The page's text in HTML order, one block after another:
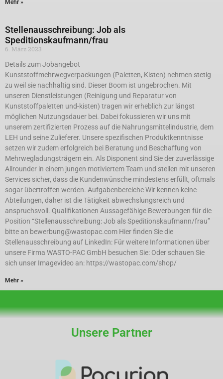
Mehr »
Stellenausschreibung: Job als
Speditionskaufmann/frau
6. März 2023
Details zum Jobangebot
Kunststoffmehrwegverpackungen (Paletten, Kisten) nehmen stetig
zu weil sie nachhaltig sind. Dieser Boom ist ungebrochen. Mit
unseren Dienstleistungen (Reinigung und Reparatur von
Kunststoffpaletten und-kisten) tragen wir erheblich zur längst
möglichen Nutzungsdauer bei. Dabei fokussieren wir uns mit
unserem zertifizierten Prozess auf die Nahrungsmittelindustrie, dem
LEH und seine Zulieferer. Unsere spezifischen Produktkenntnisse
setzen wir zudem erfolgreich bei Beratung und Beschaffung von
Mehrwegladungsträgern ein. Als Disponent sind Sie der zuverlässige
Allrounder in einem jungen motiviertem Team und stellen mit unseren
Services sicher, dass die Kundenwünsche mindestens erfüllt, oftmals
sogar übertroffen werden. Aufgabenbereiche Wir kennen keine
Abteilungen, daher ist die Tätigkeit abwechslungsreich und
anspruchsvoll. Qualifikationen Aussagefähige Bewerbungen für die
Position “Stellenausschreibung: Job als Speditionskaufmann/frau”
bitte an bewerbung@wastopac.com Hier finden Sie die
Stellenausschreibung auf LinkedIn: Für weitere Informationen über
unsere Firma WASTO-PAC GmbH besuchen Sie: Oder schauen Sie
sich unser Imagevideo an: https://wastopac.com/shop/
Mehr »
Unsere Partner